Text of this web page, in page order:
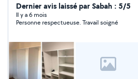
Dernier avis laissé par Sabah : 5/5
Il y a 6 mois
Personne respectueuse. Travail soigné